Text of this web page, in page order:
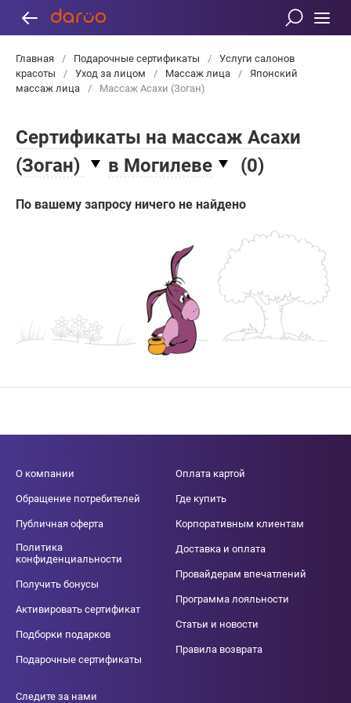
Главная / Подарочные сертификаты /
Услуги салонов
красоты
/ Уход за лицом / Массаж лица /
Японский
массаж лица
/ Массаж Асахи (Зоган)
Сертификаты на массаж Асахи
(Зоган)
в Могилеве (0)
По вашему запросу ничего не найдено
О компании
Обращение потребителей
Публичная оферта
Политика
конфиденциальности
Получить бонусы
Активировать сертификат
Подборки подарков
Подарочные сертификаты
Оплата картой
Где купить
Корпоративным клиентам
Доставка и оплата
Провайдерам впечатлений
Программа лояльности
Статьи и новости
Правила возврата
Следите за нами